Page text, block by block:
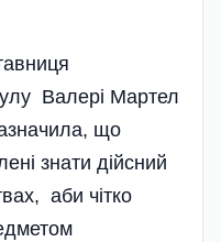
Валері Мартел
що
знати дійсний
аби чітко